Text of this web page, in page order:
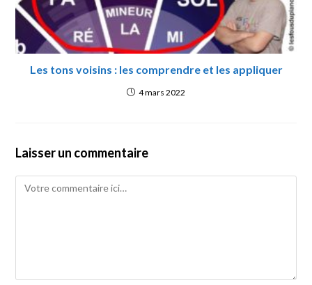
Les tons voisins : les comprendre et les appliquer
4 mars 2022
Laisser un commentaire
Comment